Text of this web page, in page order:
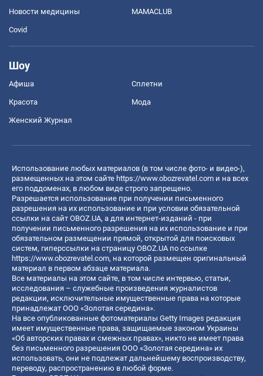
Новости медицины MAMACLUB
Covid
Шоу
Афиша Сплетни
Красота Мода
Женский Журнал
Использование любых материалов (в том числе фото- и видео-),
размещенных на этом сайте https://www.obozrevatel.com и на всех
его поддоменах, в любом виде строго запрещено.
Разрешается использование при получении письменного
разрешения на их использование и при условии обязательной
ссылки на сайт OBOZ.UA, а для интернет-изданий - при
получении письменного разрешения на их использование и при
обязательном размещении прямой, открытой для поисковых
систем, гиперссылки на страницу OBOZ.UA по ссылке
https://www.obozrevatel.com, на которой размещен оригинальный
материал в первом абзаце материала.
Все материалы на этом сайте, в том числе интервью, статьи,
исследования – служебные произведения журналистов
редакции, исключительные имущественные права на которые
принадлежат ООО «Золотая середина».
На все опубликованные фотоматериалы Getty Images редакция
имеет имущественные права, защищаемые законом Украины
«Об авторских правах и смежных правах», никто не имеет права
без письменного разрешения ООО «Золотая середина» их
использовать, они не подлежат дальнейшему воспроизводству,
переводу, распространению в любой форме.